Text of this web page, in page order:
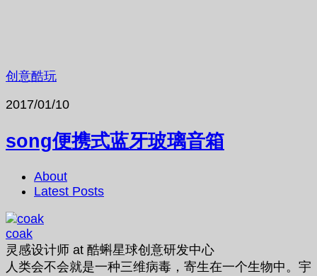
创意酷玩
2017/01/10
song便携式蓝牙玻璃音箱
About
Latest Posts
coak
灵感设计师 at 酷蝌星球创意研发中心
人类会不会就是一种三维病毒，寄生在一个生物中。宇